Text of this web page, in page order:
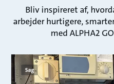
Bliv inspireret af,
arbejder hurtigere,
med ALPHA2
Sag